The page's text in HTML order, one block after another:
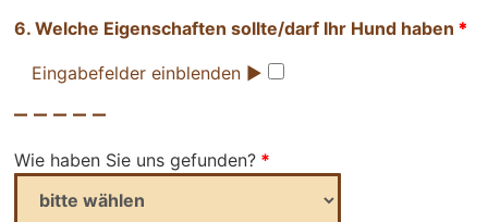
6. Welche Eigenschaften sollte/darf Ihr Hund haben *
Eingabefelder einblenden ►
– – – – –
Wie haben Sie uns gefunden?*